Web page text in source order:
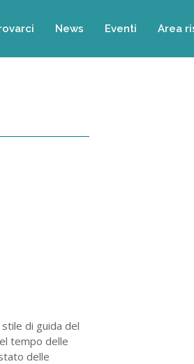
News Eventi Area
di guida del
tempo delle
delle